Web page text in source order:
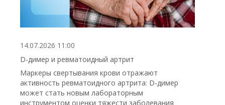
14.07.2026 11:00
D-димер и ревматоидный артрит
Маркеры свертывания крови отражают
активность ревматоидного артрита: D-димер
может стать новым лабораторным
инструментом оценки тяжести заболевания